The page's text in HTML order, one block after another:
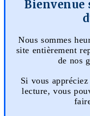
Bienvenue
Nous sommes
site entièrement
de nos
Si vous
lecture, vous